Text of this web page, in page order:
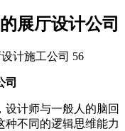
展厅设计公司
计施工公司 56
司
计师与一般人的脑回
种不同的逻辑思维能力